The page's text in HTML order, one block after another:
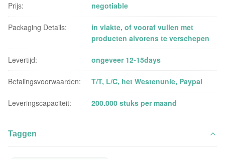
Prijs: negotiable
Packaging Details:
in vlakte, of vooraf vullen met
producten alvorens te verschepen
Levertijd: ongeveer 12-15days
Betalingsvoorwaarden: T/T, L/C, het Westenunie, Paypal
Leveringscapaciteit: 200.000 stuks per maand
Taggen